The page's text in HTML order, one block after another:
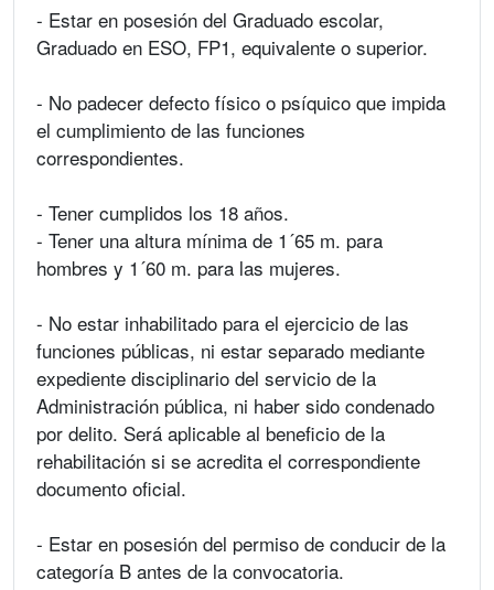
- Estar en posesión del Graduado escolar,
Graduado en ESO, FP1, equivalente o superior.
- No padecer defecto físico o psíquico que impida
el cumplimiento de las funciones
correspondientes.
- Tener cumplidos los 18 años.
- Tener una altura mínima de 1´65 m. para
hombres y 1´60 m. para las mujeres.
- No estar inhabilitado para el ejercicio de las
funciones públicas, ni estar separado mediante
expediente disciplinario del servicio de la
Administración pública, ni haber sido condenado
por delito. Será aplicable al beneficio de la
rehabilitación si se acredita el correspondiente
documento oficial.
- Estar en posesión del permiso de conducir de la
categoría B antes de la convocatoria.